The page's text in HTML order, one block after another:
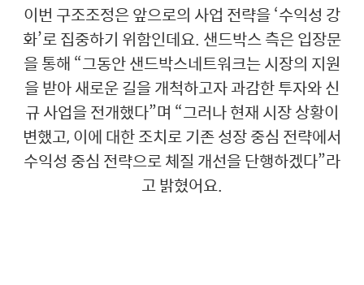
이번 구조조정은 앞으로의 사업 전략을 ‘수익성 강
화’로 집중하기 위함인데요. 샌드박스 측은 입장문
을 통해 “그동안 샌드박스네트워크는 시장의 지원
을 받아 새로운 길을 개척하고자 과감한 투자와 신
규 사업을 전개했다”며 “그러나 현재 시장 상황이
변했고, 이에 대한 조치로 기존 성장 중심 전략에서
수익성 중심 전략으로 체질 개선을 단행하겠다”라
고 밝혔어요.